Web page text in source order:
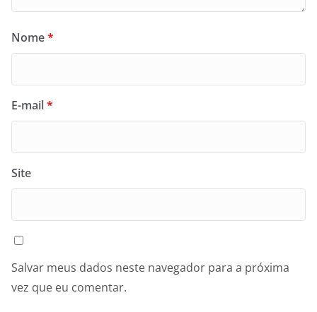
Nome*
E-mail*
Site
Salvar meus dados neste navegador para a próxima
vez que eu comentar.